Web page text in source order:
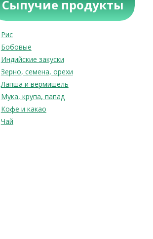
Сыпучие продукты
Рис
Бобовые
Индийские закуски
Зерно, семена, орехи
Лапша и вермишель
Мука, крупа, папад
Кофе и какао
Чай